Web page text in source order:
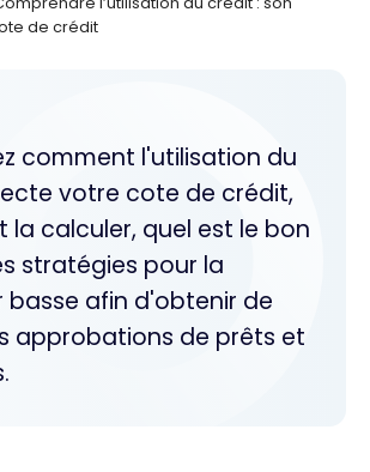
de crédit
comment l'utilisation du
votre cote de crédit,
la calculer, quel est le bon
stratégies pour la
basse afin d'obtenir de
approbations de prêts et